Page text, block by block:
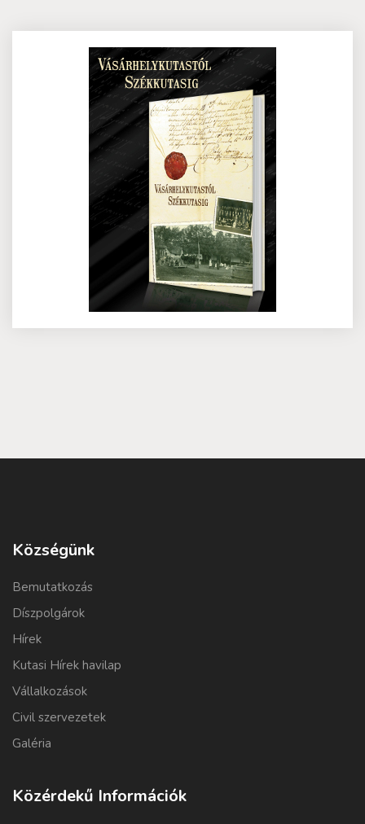
Községünk
Bemutatkozás
Díszpolgárok
Hírek
Kutasi Hírek havilap
Vállalkozások
Civil szervezetek
Galéria
Közérdekű Információk